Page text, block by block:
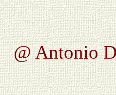
@ Antonio